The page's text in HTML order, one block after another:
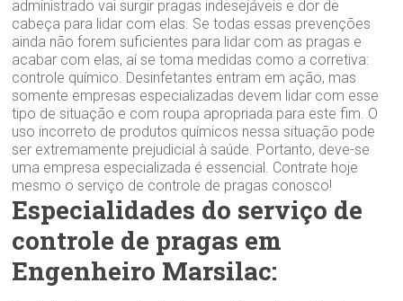
administrado vai surgir pragas indesejáveis e dor de
cabeça para lidar com elas. Se todas essas prevenções
ainda não forem suficientes para lidar com as pragas e
acabar com elas, aí se toma medidas como a corretiva:
controle químico. Desinfetantes entram em ação, mas
somente empresas especializadas devem lidar com esse
tipo de situação e com roupa apropriada para este fim. O
uso incorreto de produtos químicos nessa situação pode
ser extremamente prejudicial à saúde. Portanto, deve-se
uma empresa especializada é essencial. Contrate hoje
mesmo o serviço de controle de pragas conosco!
Especialidades do serviço de
controle de pragas em
Engenheiro Marsilac: